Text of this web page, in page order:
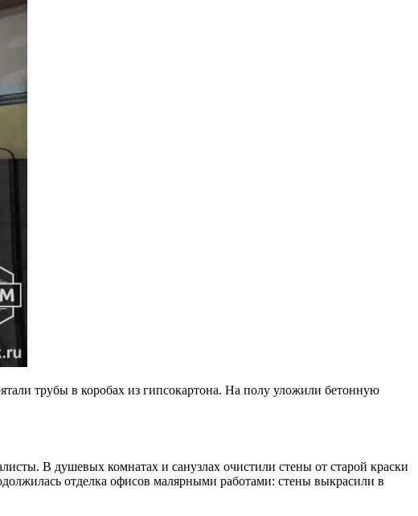
трубы в коробах из гипсокартона. На полу уложили бетонную
В душевых комнатах и санузлах очистили стены от старой краски
отделка офисов малярными работами: стены выкрасили в